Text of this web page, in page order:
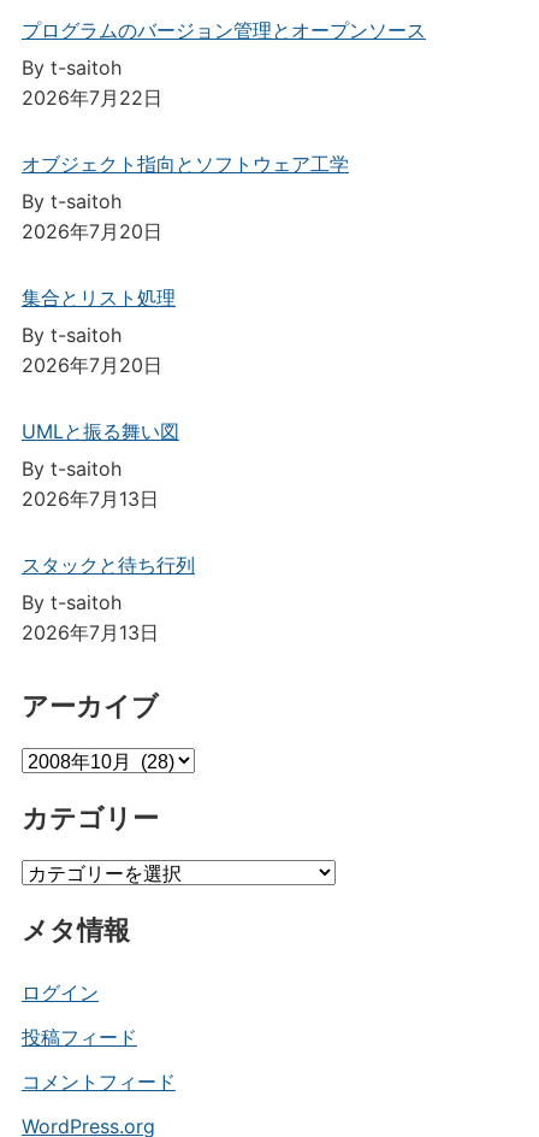
プログラムのバージョン管理とオープンソース
By t-saitoh
2026年7月22日
オブジェクト指向とソフトウェア工学
By t-saitoh
2026年7月20日
集合とリスト処理
By t-saitoh
2026年7月20日
UMLと振る舞い図
By t-saitoh
2026年7月13日
スタックと待ち行列
By t-saitoh
2026年7月13日
アーカイブ
ア
カ
ブ
カテゴリー
カ
ゴ
ー
メタ情報
ログイン
投稿フィード
コメントフィード
WordPress.org